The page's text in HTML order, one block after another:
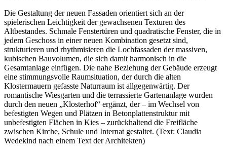
Die Gestaltung der neuen Fassaden orientiert sich an der
spielerischen Leichtigkeit der gewachsenen Texturen des
Altbestandes. Schmale Fenstertüren und quadratische Fenster, die in
jedem Geschoss in einer neuen Kombination gesetzt sind,
strukturieren und rhythmisieren die Lochfassaden der massiven,
kubischen Bauvolumen, die sich damit harmonisch in die
Gesamtanlage einfügen. Die nahe Beziehung der Gebäude erzeugt
eine stimmungsvolle Raumsituation, der durch die alten
Klostermauern gefasste Naturraum ist allgegenwärtig. Der
romantische Wiesgarten und die terrassierte Gartenanlage wurden
durch den neuen „Klosterhof“ ergänzt, der – im Wechsel von
befestigten Wegen und Plätzen in Betonplattenstruktur mit
unbefestigten Flächen in Kies – zurückhaltend die Freifläche
zwischen Kirche, Schule und Internat gestaltet. (Text: Claudia
Wedekind nach einem Text der Architekten)